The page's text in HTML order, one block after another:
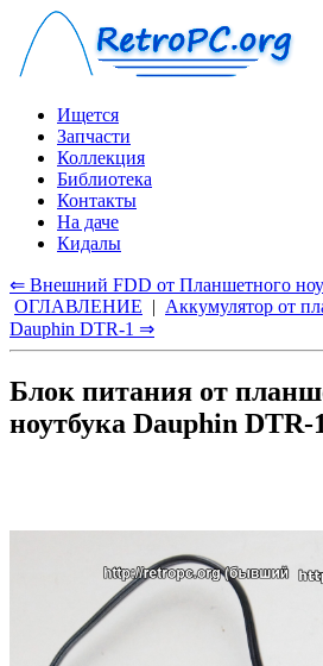
Ищется
Запчасти
Коллекция
Библиотека
Контакты
На даче
Кидалы
⇐ Внешний FDD от Планшетного
ОГЛАВЛЕНИЕ | Аккумулятор от
Dauphin DTR-1 ⇒
Блок питания от
ноутбука Dauphin DTR-